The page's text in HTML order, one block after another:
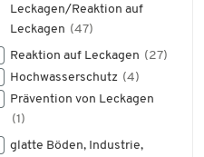
Leckagen/Reaktion auf
Leckagen (47)
Reaktion auf Leckagen (27)
Hochwasserschutz (4)
Prävention von Leckagen
(1)
glatte Böden, Industrie,